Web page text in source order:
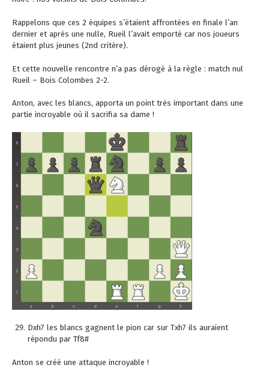
Rappelons que ces 2 équipes s’étaient affrontées en finale l’an
dernier et après une nulle, Rueil l’avait emporté car nos joueurs
étaient plus jeunes (2nd critère).
Et cette nouvelle rencontre n’a pas dérogé à la règle : match nul
Rueil – Bois Colombes 2-2.
Anton, avec les blancs, apporta un point très important dans une
partie incroyable où il sacrifia sa dame !
Dxh7 les blancs gagnent le pion car sur Txh7 ils auraient
répondu par Tf8#
Anton se créé une attaque incroyable !